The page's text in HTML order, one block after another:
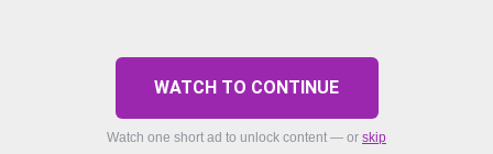
WATCH TO CONTINUE
Watch one short ad to unlock content — or skip